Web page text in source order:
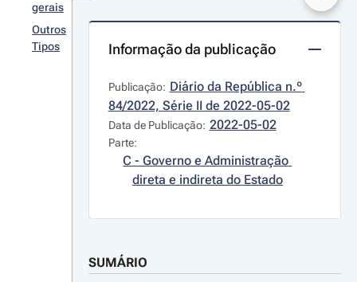
gerais
Outros
Tipos
Informação da publicação
Publicação: Diário da República n.º
84/2022, Série II de 2022-05-02
Data de Publicação: 2022-05-02
Parte:
C - Governo e Administração
direta e indireta do Estado
SUMÁRIO